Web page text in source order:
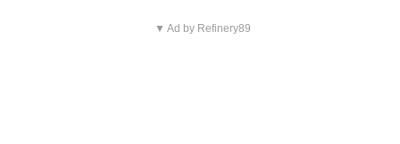
▼ Ad by Refinery89